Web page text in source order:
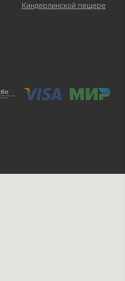
Киндерлинской пещере